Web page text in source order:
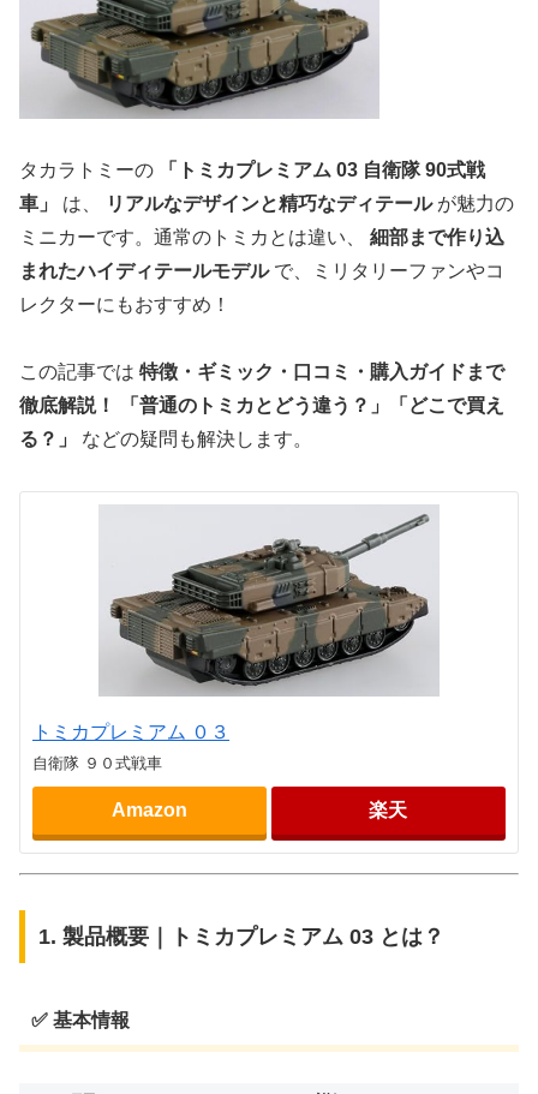
タカラトミーの
「トミカプレミアム 03 自衛隊 90式戦
車」
は、 リアルなデザインと精巧なディテールが魅力の
ミニカーです。通常のトミカとは違い、 細部まで作り込
まれたハイディテールモデルで、ミリタリーファンやコ
レクターにもおすすめ！
この記事では 特徴・ギミック・口コミ・購入ガイドまで
徹底解説！
「普通のトミカとどう違う？」「どこで買え
る？」
などの疑問も解決します。
トミカプレミアム ０３
自衛隊 ９０式戦車
Amazon 楽天
1. 製品概要｜トミカプレミアム 03 とは？
✅ 基本情報